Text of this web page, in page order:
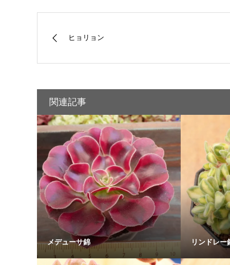
ヒョリョン
関連記事
メデューサ錦 リンドレー